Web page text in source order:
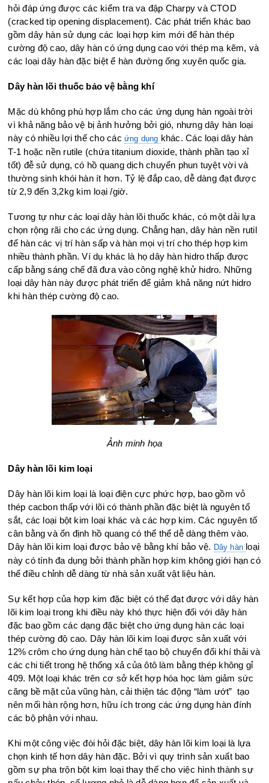
hỏi đáp ứng được các kiểm tra va đập Charpy và CTOD
(cracked tip opening displacement). Các phát triển khác bao
gồm dây hàn sử dụng các loại hợp kim mới để hàn thép
cường độ cao, dây hàn có ứng dụng cao với thép mạ kẽm, và
các loại dây hàn đặc biệt ể hàn đường ống xuyên quốc gia.
Dây hàn lõi thuốc bảo vệ bằng khí
Mặc dù không phù hợp lắm cho các ứng dụng hàn ngoài trời
vì khả năng bảo vệ bị ảnh hưởng bởi gió, nhưng dây hàn loại
này có nhiều lợi thế cho các ứng dụng khác. Các loại dây hàn
T-1 hoặc nền rutile (chứa titanium dioxide, thành phần tạo xỉ
tốt) đễ sử dụng, có hồ quang dịch chuyển phun tuyệt vời và
thường sinh khói hàn ít hơn. Tỷ lệ đắp cao, dễ dàng đạt được
từ 2,9 đến 3,2kg kim loại /giờ.
Tương tự như các loại dây hàn lõi thuốc khác, có một dải lựa
chọn rộng rãi cho các ứng dụng. Chẳng hạn, dây hàn nền rutil
để hàn các vị trí hàn sấp và hàn mọi vị trí cho thép hợp kim
nhiều thành phần. Ví dụ khác là họ dây hàn hidro thấp được
cấp bằng sáng chế đã đưa vào công nghệ khử hidro. Những
loại dây hàn này được phát triển để giảm khả năng nứt hidro
khi hàn thép cường độ cao.
Ảnh minh họa
Dây hàn lõi kim loại
Dây hàn lõi kim loại là loại điện cực phức hợp, bao gồm vỏ
thép cacbon thấp với lõi có thành phần đặc biệt là nguyên tố
sắt, các loại bột kim loại khác và các hợp kim. Các nguyên tố
cân bằng và ổn định hồ quang có thể thể dễ dàng thêm vào.
Dây hàn lõi kim loại được bảo vệ bằng khí bảo vệ. Dây hàn loại
này có tính đa dụng bởi thành phần hợp kim không giới hạn có
thể điều chỉnh dễ dàng từ nhà sản xuất vật liệu hàn.
Sự kết hợp của hợp kim đặc biệt có thể đạt được với dây hàn
lõi kim loại trong khi điều này khó thực hiện đối với dây hàn
đặc bao gồm các dạng đặc biệt cho ứng dụng hàn các loại
thép cường độ cao. Dây hàn lõi kim loại được sản xuất với
12% crôm cho ứng dụng hàn chế tạo bộ chuyển đổi khí thải và
các chi tiết trong hệ thống xả của ôtô làm bằng thép không gỉ
409. Một loại khác trên cơ sở kết hợp hóa học làm giảm sức
căng bề mặt của vũng hàn, cải thiện tác động “làm ướt” tạo
nên mối hàn rộng hơn, hữu ích trong các ứng dụng hàn đính
các bộ phận với nhau.
Khi một công việc đòi hỏi đặc biệt, dây hàn lõi kim loại là lựa
chọn kinh tế hơn dây hàn đặc. Bởi vì quy trình sản xuất bao
gồm sự pha trộn bột kim loại thay thế cho việc hình thành sự